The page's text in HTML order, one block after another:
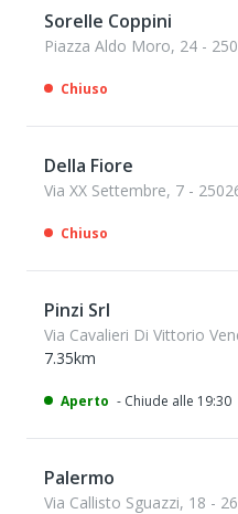
Sorelle Coppini
Piazza Aldo Moro, 24 -
Chiuso
Della Fiore
Via XX Settembre, 7 -
Chiuso
Pinzi Srl
Via Cavalieri Di Vittorio
7.35km
Aperto - Chiude alle 19:30
Palermo
Via Callisto Sguazzi, 18 -